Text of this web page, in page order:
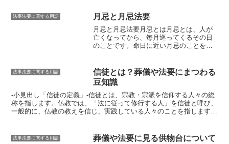
に供えましょう。
ます。仏滅は、終日凶とされています。大安は、終日吉とされていま
す。赤口は、午前中は吉、午後は凶とされています。六輝は、葬儀や
法要の日取りを決める際に、その日の吉凶を判断するために用いられ
日本では、仏滅や赤口は凶日とされており、葬儀や法要を避け
です。また、先勝や友引は吉日とされており、葬儀や法
法事法要に関する用語 月忌と月忌法要
月忌と月忌法要 月忌とは 月忌とは、人が
亡くなってから、毎月巡ってくるその日
のことです。命日に近い月忌のことを
は、故人を偲び、供養を行う日とされて
います。故人が亡くなってから1年が経つ
と一周忌、33回忌、50回忌などのよう
に、キリの良い回数で節目となる法要が
行われます。月忌法要の意義月忌法要
は、故人を偲び、供養を行うための儀式
なります。また、月忌法要は、親戚や友
法事法要に関する用語
信徒とは？葬儀や法要にまつわる
豆知識
-小見出し「信徒の定義」-信徒とは、宗教・宗派を信仰する人々の総
称を指します。仏教では、 「法に従って修行する人」 を信徒と呼び、
一般的に、仏教の教えを信じ、実践している人々のことを指します。
続きはありませんが、
仏教の教えに共感し、仏教の教えを実践してい
法事法要に関する用語 葬儀や法要に見る供物台について